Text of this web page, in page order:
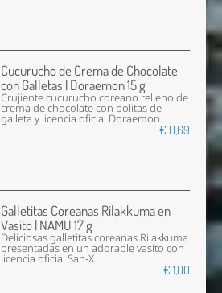
Cucurucho de Crema de Chocolate
con Galletas | Doraemon 15 g
Crujiente cucurucho coreano relleno de
crema de chocolate con bolitas de
galleta y licencia oficial Doraemon.
€ 0,69
Galletitas Coreanas Rilakkuma en
Vasito | NAMU 17 g
Deliciosas galletitas coreanas Rilakkuma
presentadas en un adorable vasito con
licencia oficial San-X.
€ 1,00